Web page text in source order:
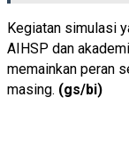
Kegiatan simulasi
AIHSP dan
memainkan peran
masing. (gs/bi)